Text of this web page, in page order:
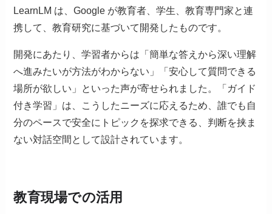
LearnLM は、Google が教育者、学生、教育専門家と連
携して、教育研究に基づいて開発したものです。
開発にあたり、学習者からは「簡単な答えから深い理解
へ進みたいが方法がわからない」「安心して質問できる
場所が欲しい」といった声が寄せられました。「ガイド
付き学習」は、こうしたニーズに応えるため、誰でも自
分のペースで安全にトピックを探求できる、判断を挟ま
ない対話空間として設計されています。
教育現場での活用